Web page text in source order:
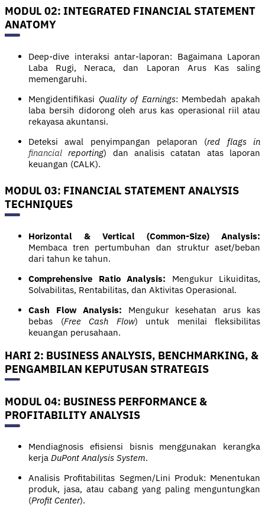
MODUL 02: INTEGRATED FINANCIAL STATEMENT
ANATOMY
Deep-dive interaksi antar-laporan: Bagaimana Laporan
Laba Rugi, Neraca, dan Laporan Arus Kas saling
memengaruhi.
Mengidentifikasi Quality of Earnings: Membedah apakah
laba bersih didorong oleh arus kas operasional riil atau
rekayasa akuntansi.
Deteksi awal penyimpangan pelaporan (red flags in
financial reporting) dan analisis catatan atas laporan
keuangan (CALK).
MODUL 03: FINANCIAL STATEMENT ANALYSIS
TECHNIQUES
Horizontal & Vertical (Common-Size) Analysis:
Membaca tren pertumbuhan dan struktur aset/beban
dari tahun ke tahun.
Comprehensive Ratio Analysis: Mengukur Likuiditas,
Solvabilitas, Rentabilitas, dan Aktivitas Operasional.
Cash Flow Analysis: Mengukur kesehatan arus kas
bebas (Free Cash Flow) untuk menilai fleksibilitas
keuangan perusahaan.
HARI 2: BUSINESS ANALYSIS, BENCHMARKING, &
PENGAMBILAN KEPUTUSAN STRATEGIS
MODUL 04: BUSINESS PERFORMANCE &
PROFITABILITY ANALYSIS
Mendiagnosis efisiensi bisnis menggunakan kerangka
kerja DuPont Analysis System.
Analisis Profitabilitas Segmen/Lini Produk: Menentukan
produk, jasa, atau cabang yang paling menguntungkan
(Profit Center).